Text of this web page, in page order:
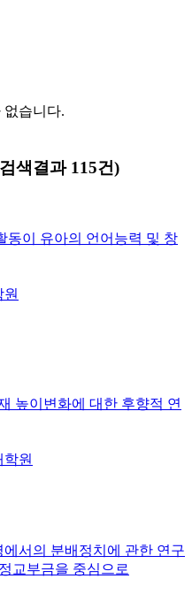
없습니다.
색결과 115건)
동이 유아의 언어능력 및 창
원
높이변화에 대한 후향적 연
학원
서의 분배정치에 관한 연구
교부금을 중심으로